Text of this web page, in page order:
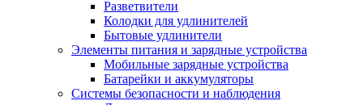
Разветвители
Колодки для удлинителей
Бытовые удлинители
Элементы питания и зарядные устройства
Мобильные зарядные устройства
Батарейки и аккумуляторы
Системы безопасности и наблюдения